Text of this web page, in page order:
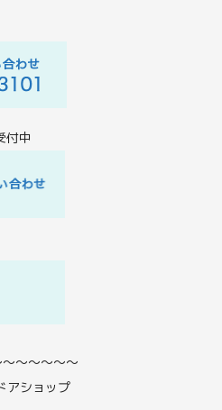
付中
〜〜〜〜〜
アショップ